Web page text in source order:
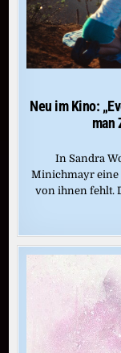
Neu im Kino:
man
In Sandra
Minichmayr eine
von ihnen fehlt.